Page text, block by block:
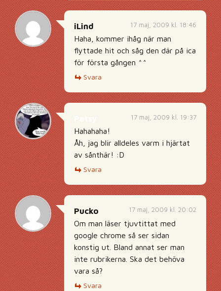
17 maj, 2009 kl. 18:46
iLind
Haha, kommer ihåg när man
flyttade hit och såg den där på ica
för första gången ^^
Svara
17 maj, 2009 kl. 19:37
Hahahaha!
Åh, jag blir alldeles varm i hjärtat
av sånthär! :D
Svara
17 maj, 2009 kl. 20:02
Pucko
Om man läser tjuvtittat med
google chrome så ser sidan
konstig ut. Bland annat ser man
inte rubrikerna. Ska det behöva
vara så?
Svara